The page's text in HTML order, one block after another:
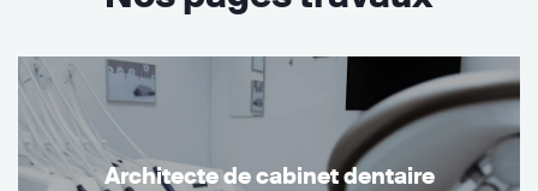
Architecte de cabinet dentaire